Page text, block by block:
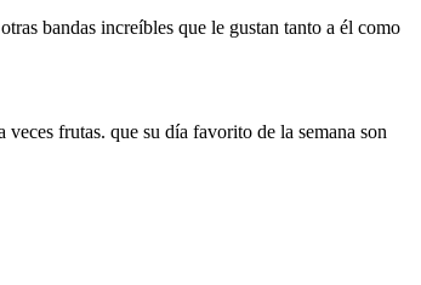
bandas increíbles que le gustan tanto a él como
frutas. que su día favorito de la semana son